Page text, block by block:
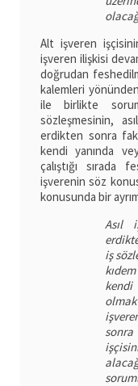
Alt işveren
işveren ilişkisi
doğrudan
kalemleri
ile birlikte
sözleşmesinin,
erdikten sonra
kendi yanında
çalıştığı sırada
işverenin söz
konusunda bir
Asıl
iş
kendi